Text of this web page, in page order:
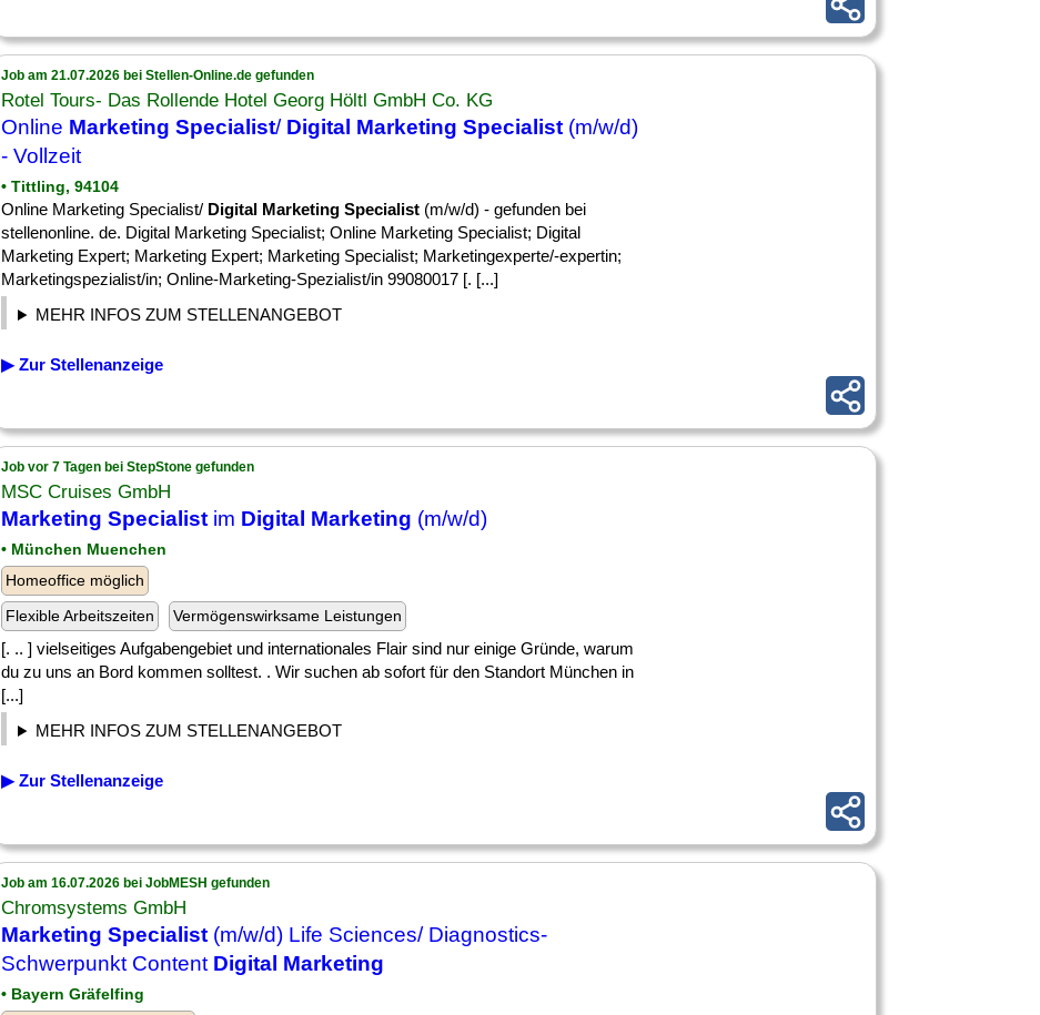
Job am 21.07.2026 bei Stellen-Online.de gefunden
Rotel Tours- Das Rollende Hotel Georg Höltl GmbH Co. KG
Online Marketing Specialist/ Digital Marketing Specialist (m/w/d)
- Vollzeit
• Tittling, 94104
Online Marketing Specialist/ Digital Marketing Specialist (m/w/d) - gefunden bei
stellenonline. de. Digital Marketing Specialist; Online Marketing Specialist; Digital
Marketing Expert; Marketing Expert; Marketing Specialist; Marketingexperte/-expertin;
Marketingspezialist/in; Online-Marketing-Spezialist/in 99080017 [. [...]
MEHR INFOS ZUM STELLENANGEBOT
▶ Zur Stellenanzeige
Job vor 7 Tagen bei StepStone gefunden
MSC Cruises GmbH
Marketing Specialist im Digital Marketing (m/w/d)
• München Muenchen
Homeoffice möglich
Flexible Arbeitszeiten
Vermögenswirksame Leistungen
[. .. ] vielseitiges Aufgabengebiet und internationales Flair sind nur einige Gründe, warum
du zu uns an Bord kommen solltest. . Wir suchen ab sofort für den Standort München in
[...]
MEHR INFOS ZUM STELLENANGEBOT
▶ Zur Stellenanzeige
Job am 16.07.2026 bei JobMESH gefunden
Chromsystems GmbH
Marketing Specialist (m/w/d) Life Sciences/ Diagnostics-
Schwerpunkt Content Digital Marketing
• Bayern Gräfelfing